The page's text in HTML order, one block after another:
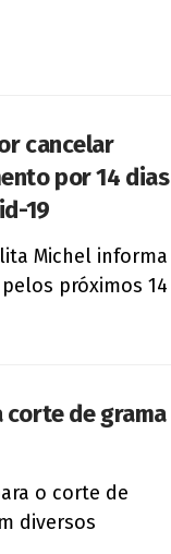
cancelar
por 14 dias
19
Michel informa
próximos 14
corte de grama
o corte de
diversos